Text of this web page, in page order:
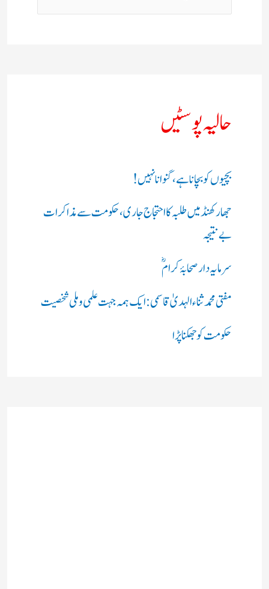
حالیہ پوسٹیں
بچیوں کو بچانا ہے، گنوانا نہیں!
جھارکھنڈ میں طلبہ کا احتجاج جاری، حکومت سے مذاکرات
بے نتیجہ
سرمایہ دار صحابۂ کرامؓ
مفتی محمد ثناء الہدیٰ قاسمی: ایک ہمہ جہت علمی و ملی شخصیت
حکومت کو جھکنا پڑا